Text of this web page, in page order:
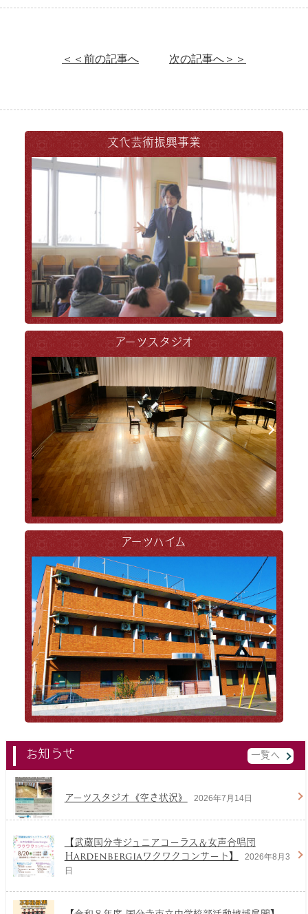
＜＜前の記事へ 次の記事へ＞＞
文化芸術振興事業
アーツスタジオ
アーツハイム
お知らせ 一覧へ
アーツスタジオ《空き状況》 2026年7月14日
【武蔵国分寺ジュニアコーラス＆女声合唱団
Hardenbergiaワクワクコンサート】
2026年8月3
日